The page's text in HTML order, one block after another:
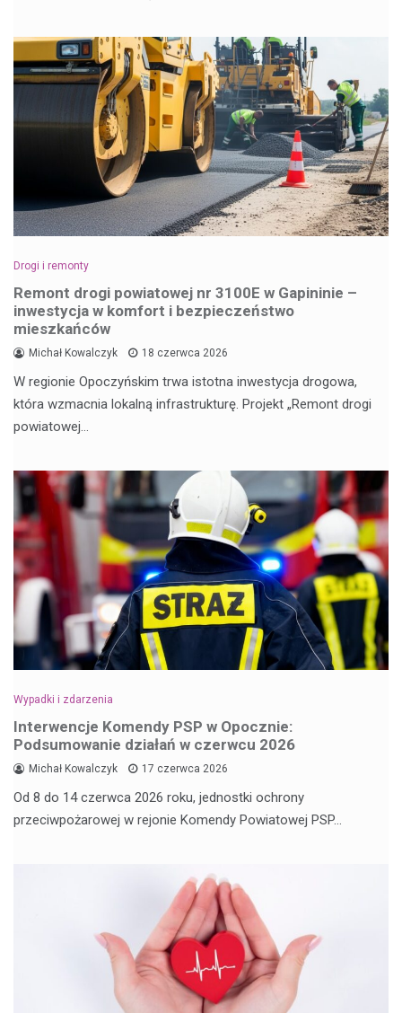
Drogi i remonty
Remont drogi powiatowej nr 3100E w Gapininie –
inwestycja w komfort i bezpieczeństwo
mieszkańców
Michał Kowalczyk 18 czerwca 2026
W regionie Opoczyńskim trwa istotna inwestycja drogowa,
która wzmacnia lokalną infrastrukturę. Projekt „Remont drogi
powiatowej…
Wypadki i zdarzenia
Interwencje Komendy PSP w Opocznie:
Podsumowanie działań w czerwcu 2026
Michał Kowalczyk 17 czerwca 2026
Od 8 do 14 czerwca 2026 roku, jednostki ochrony
przeciwpożarowej w rejonie Komendy Powiatowej PSP…